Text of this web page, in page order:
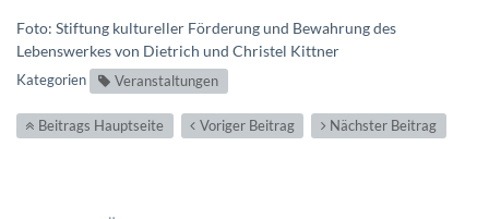
Foto: Stiftung kultureller Förderung und Bewahrung des
Lebenswerkes von Dietrich und Christel Kittner
Kategorien Veranstaltungen
Beitrags Hauptseite Voriger Beitrag Nächster Beitrag